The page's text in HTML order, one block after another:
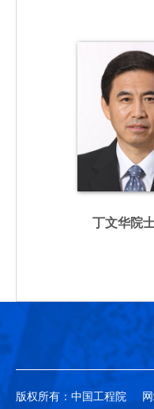
丁文华院
版权所有：中国工程院